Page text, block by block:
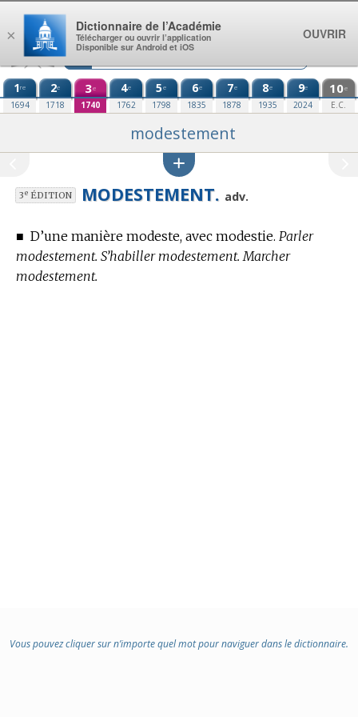
Aller au contenu
1re
1694
2e
1718
3e
1740
4e
1762
5e
1798
6e
1835
7e
1878
8e
1935
9e
2024
10e
E.C.
modestement
3eÉDITION MODESTEMENT. adv.
■ D’une manière modeste, avec modestie. Parler
modestement. S’habiller modestement. Marcher
modestement.
Vous pouvez cliquer sur n’importe quel mot pour naviguer dans le dictionnaire.
×
Dictionnaire de l’Académie
Télécharger ou ouvrir l’application
Disponible sur Android et iOS
OUVRIR